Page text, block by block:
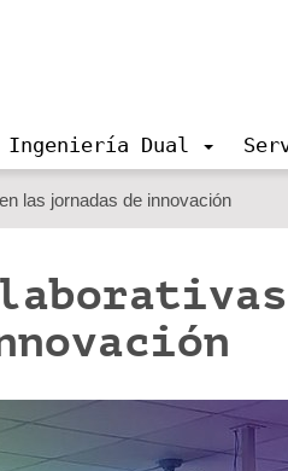
Ingeniería Dual
las jornadas de innovación